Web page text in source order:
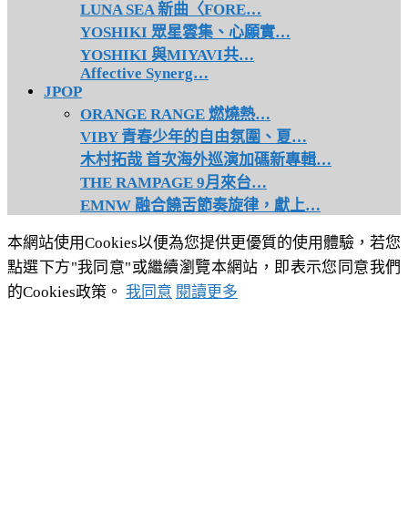
LUNA SEA 新曲〈FORE…
YOSHIKI 眾星雲集、心願實…
YOSHIKI 與MIYAVI共…
Affective Synerg…
JPOP
ORANGE RANGE 燃燒熱…
VIBY 青春少年的自由氛圍、夏…
木村拓哉 首次海外巡演加碼新專輯…
THE RAMPAGE 9月來台…
EMNW 融合饒舌節奏旋律，獻上…
本網站使用Cookies以便為您提供更優質的使用體驗，若您
點選下方"我同意"或繼續瀏覽本網站，即表示您同意我們
的Cookies政策。 我同意 閱讀更多